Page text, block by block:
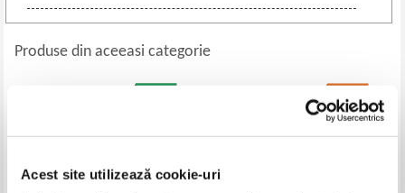
Acest site utilizează cookie-uri
Produse din aceeasi categorie